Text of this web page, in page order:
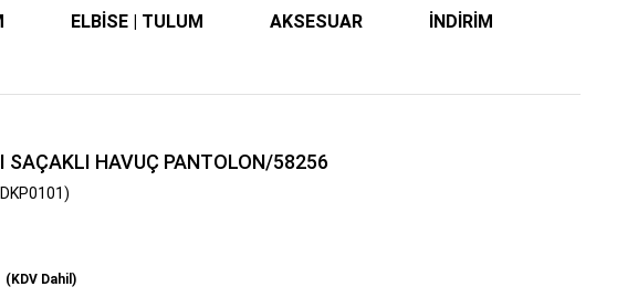
ELBİSE | TULUM AKSESUAR İNDİRİM
SAÇAKLI HAVUÇ PANTOLON/58256
(KDV Dahil)